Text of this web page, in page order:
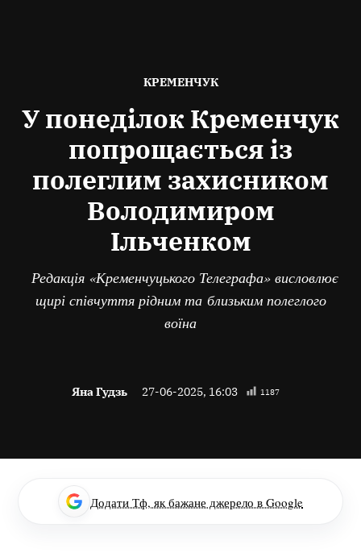
ОПУБЛІКОВАНО
КРЕМЕНЧУК
У понеділок Кременчук
попрощається із
полеглим захисником
Володимиром
Ільченком
Редакція «Кременчуцького Телеграфа» висловлює
щирі співчуття рідним та близьким полеглого
воїна
Яна Гудзь 27-06-2025, 16:03 1187
Додати Тф, як бажане джерело в Google